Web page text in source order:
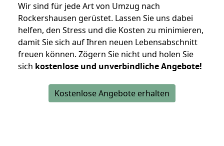
Wir sind für jede Art von Umzug nach
Rockershausen gerüstet. Lassen Sie uns dabei
helfen, den Stress und die Kosten zu minimieren,
damit Sie sich auf Ihren neuen Lebensabschnitt
freuen können. Zögern Sie nicht und holen Sie
sich kostenlose und unverbindliche Angebote!
Kostenlose Angebote erhalten